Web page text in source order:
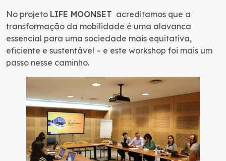
No projeto LIFE MOONSET acreditamos que a
transformação da mobilidade é uma alavanca
essencial para uma sociedade mais equitativa,
eficiente e sustentável – e este workshop foi mais um
passo nesse caminho.